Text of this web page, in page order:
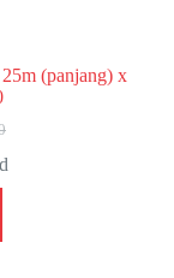
(panjang) x